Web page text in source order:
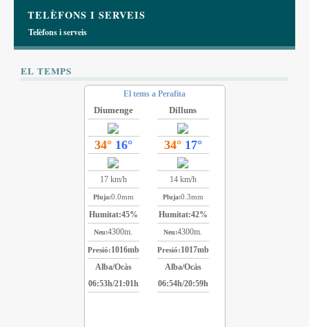
TELÈFONS I SERVEIS
Telèfons i serveis
EL TEMPS
El tems a Perafita
Diumenge
34° 16°
17 km/h
Pluja:0.0mm
Humitat:45%
Neu:4300m.
Presió:1016mb
Alba/Ocàs
06:53h/21:01h
Dilluns
34° 17°
14 km/h
Pluja:0.3mm
Humitat:42%
Neu:4300m.
Presió:1017mb
Alba/Ocàs
06:54h/20:59h